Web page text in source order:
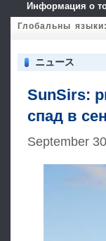
Информация о
Глобальны языки:
ニュース
SunSirs:
спад в
September